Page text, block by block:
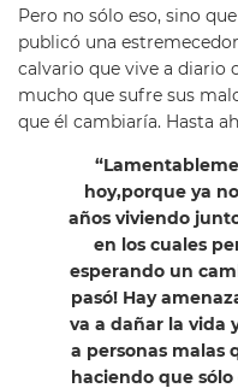
Pero no sólo eso, sino
publicó una
calvario que vive a diario
mucho que sufre sus
que él cambiaría. Hasta
hoy,porque ya
años viviendo
en los cuales
esperando un
pasó! Hay
va a dañar la vida
a personas malas
haciendo que